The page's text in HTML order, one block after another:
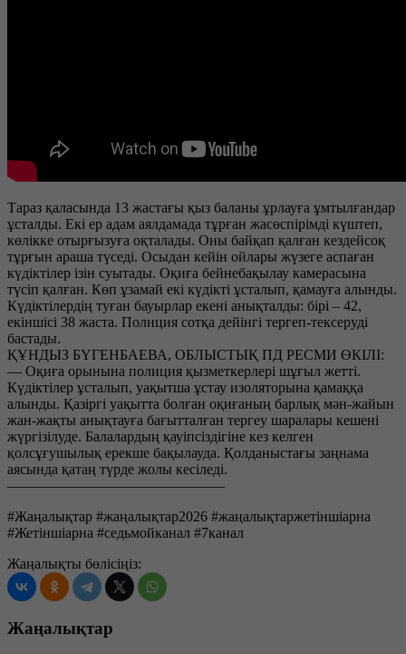
Тараз қаласында 13 жастағы қыз баланы ұрлауға ұмтылғандар
ұсталды. Екі ер адам аялдамада тұрған жасөспірімді күштеп,
көлікке отырғызуға оқталады. Оны байқап қалған кездейсоқ
тұрғын араша түседі. Осыдан кейін ойлары жүзеге аспаған
күдіктілер ізін суытады. Оқиға бейнебақылау камерасына
түсіп қалған. Көп ұзамай екі күдікті ұсталып, қамауға алынды.
Күдіктілердің туған бауырлар екені анықталды: бірі – 42,
екіншісі 38 жаста. Полиция сотқа дейінгі тергеп-тексеруді
бастады.
ҚҰНДЫЗ БҮГЕНБАЕВА, ОБЛЫСТЫҚ ПД РЕСМИ ӨКІЛІ:
— Оқиға орынына полиция қызметкерлері шұғыл жетті.
Күдіктілер ұсталып, уақытша ұстау изоляторына қамаққа
алынды. Қазіргі уақытта болған оқиғаның барлық мән-жайын
жан-жақты анықтауға бағытталған тергеу шаралары кешені
жүргізілуде. Балалардың қауіпсіздігіне кез келген
қолсұғушылық ерекше бақылауда. Қолданыстағы заңнама
аясында қатаң түрде жолы кесіледі.
———————————————
#Жаңалықтар #жаңалықтар2026 #жаңалықтаржетіншіарна
#Жетіншіарна #седьмойканал #7канал
Жаңалықты бөлісіңіз:
Жаңалықтар